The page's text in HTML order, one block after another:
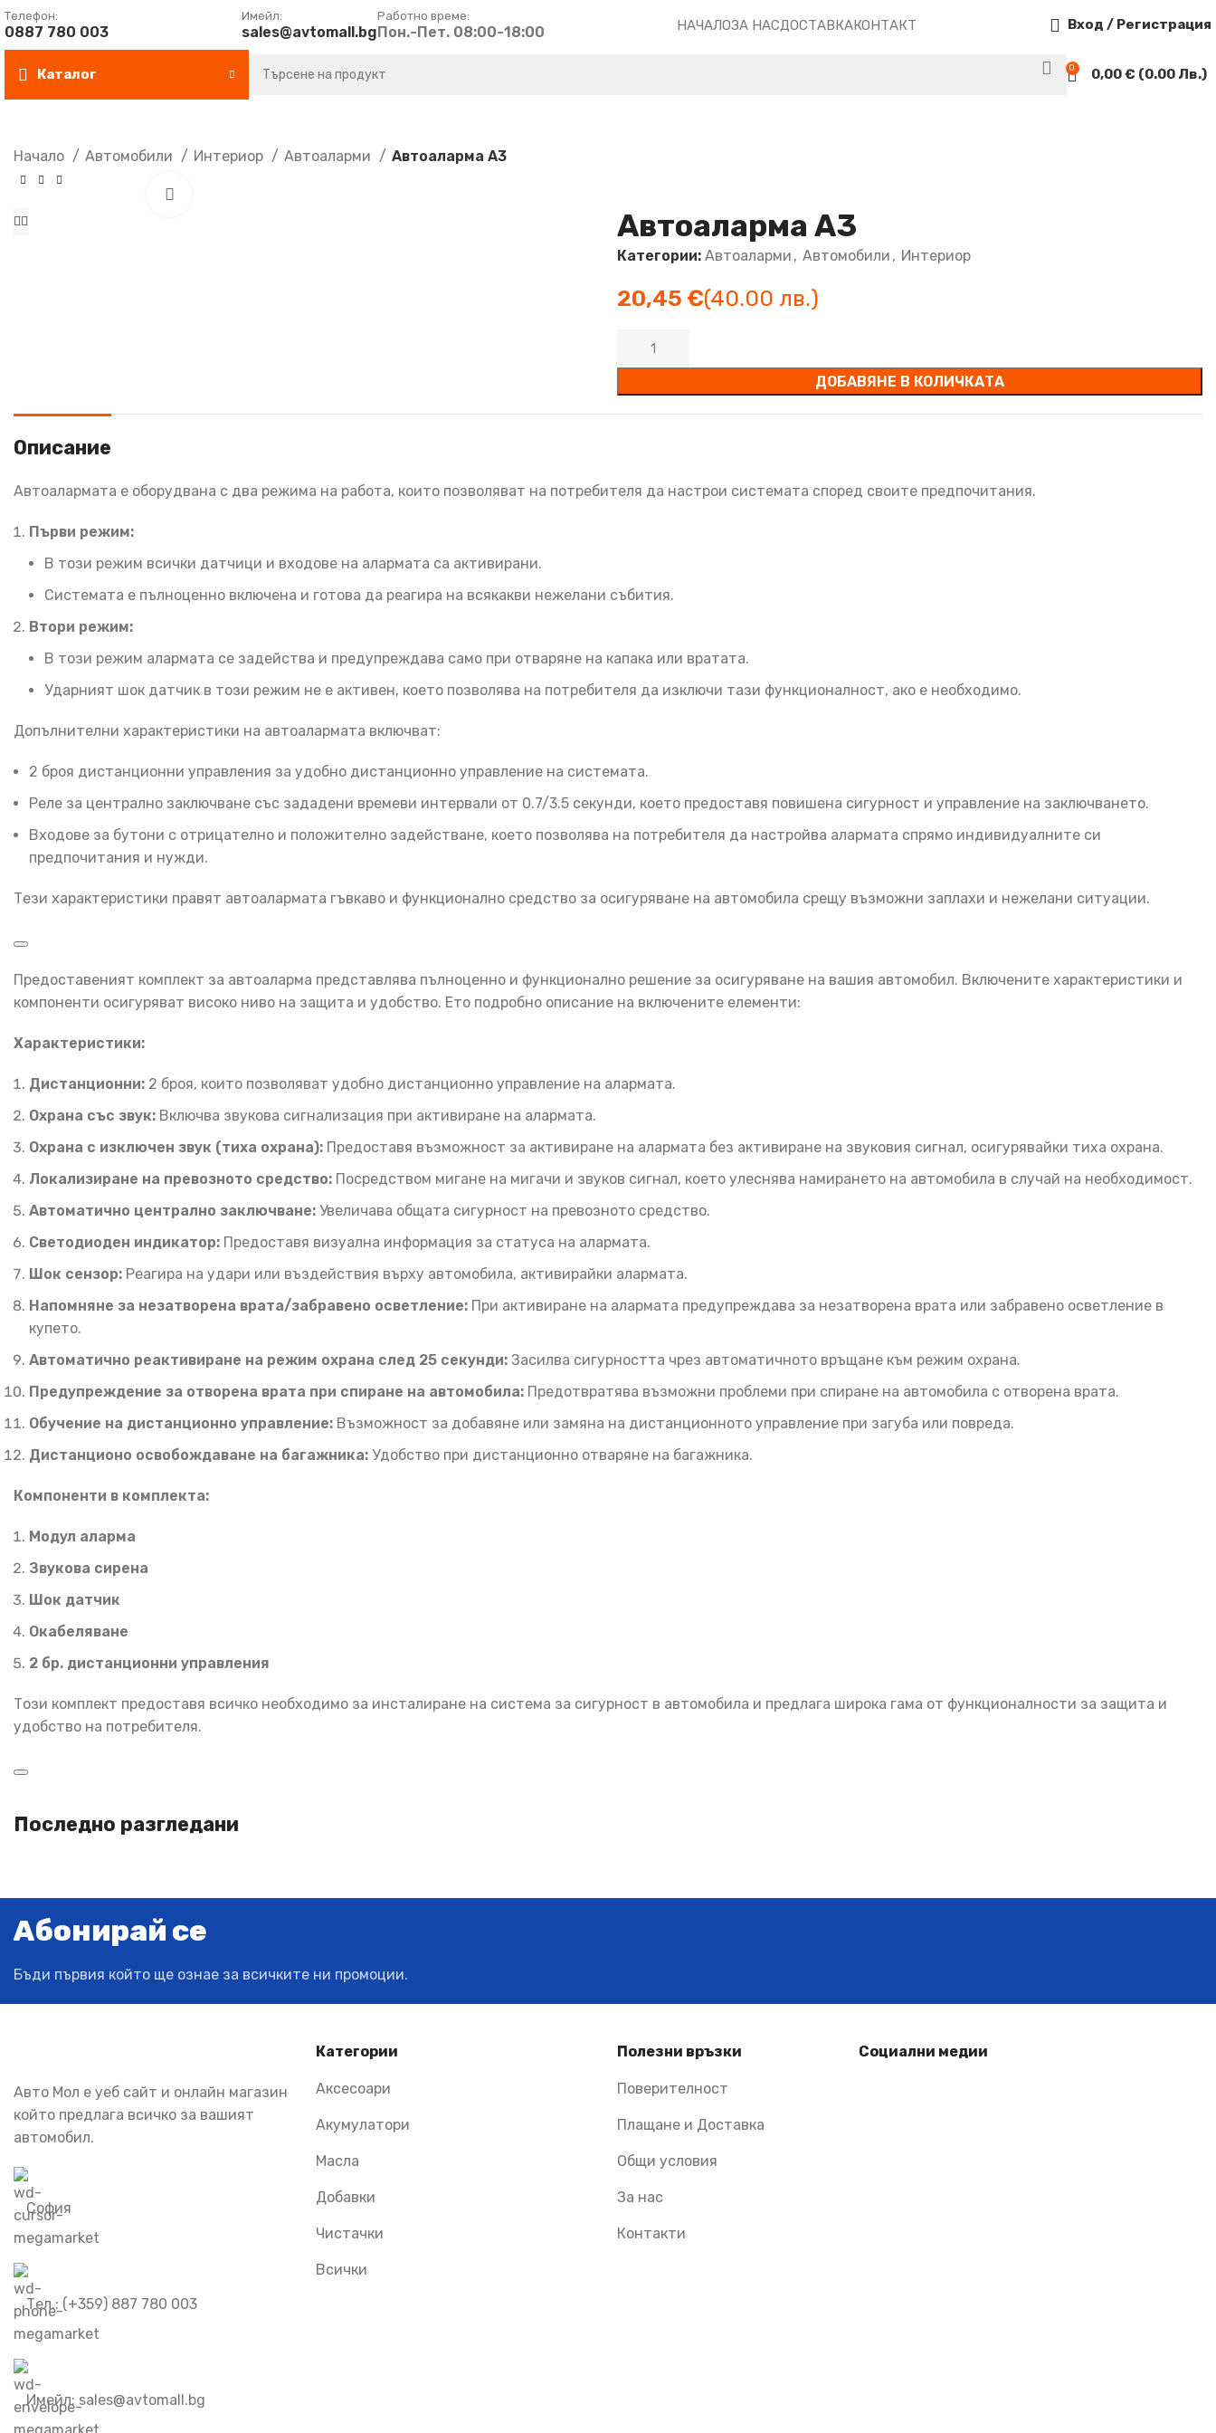
Tелефон:
0887 780 003
Имейл:
sales@avtomall.bg
Работно време:
Пон.-Пет. 08:00-18:00 НАЧАЛОЗА НАСДОСТАВКАКОНТАКТ Вход / Регистрация
Каталог 0 0,00€ (0.00 Лв.)
Начало Автомобили Интериор Автоаларми Автоаларма А3
Автоаларма А3
Категории: Автоаларми , Автомобили , Интериор
€
ДОБАВЯНЕ В КОЛИЧКАТА
Описание
Автоалармата е оборудвана с два режима на работа, които позволяват на потребителя да настрои системата според своите предпочитания.
Първи режим:
В този режим всички датчици и входове на алармата са активирани.
Системата е пълноценно включена и готова да реагира на всякакви нежелани събития.
Втори режим:
В този режим алармата се задейства и предупреждава само при отваряне на капака или вратата.
Ударният шок датчик в този режим не е активен, което позволява на потребителя да изключи тази функционалност, ако е необходимо.
Допълнителни характеристики на автоалармата включват:
2 броя дистанционни управления за удобно дистанционно управление на системата.
Реле за централно заключване със зададени времеви интервали от 0.7/3.5 секунди, което предоставя повишена сигурност и управление на заключването.
Входове за бутони с отрицателно и положително задействане, което позволява на потребителя да настройва алармата спрямо индивидуалните си
предпочитания и нужди.
Тези характеристики правят автоалармата гъвкаво и функционално средство за осигуряване на автомобила срещу възможни заплахи и нежелани ситуации.
Предоставеният комплект за автоаларма представлява пълноценно и функционално решение за осигуряване на вашия автомобил. Включените характеристики и
компоненти осигуряват високо ниво на защита и удобство. Ето подробно описание на включените елементи:
Характеристики:
Дистанционни: 2 броя, които позволяват удобно дистанционно управление на алармата.
Охрана със звук: Включва звукова сигнализация при активиране на алармата.
Охрана с изключен звук (тиха охрана): Предоставя възможност за активиране на алармата без активиране на звуковия сигнал, осигурявайки тиха охрана.
Локализиране на превозното средство: Посредством мигане на мигачи и звуков сигнал, което улеснява намирането на автомобила в случай на необходимост.
Автоматично централно заключване: Увеличава общата сигурност на превозното средство.
Светодиоден индикатор: Предоставя визуална информация за статуса на алармата.
Шок сензор: Реагира на удари или въздействия върху автомобила, активирайки алармата.
Напомняне за незатворена врата/забравено осветление: При активиране на алармата предупреждава за незатворена врата или забравено осветление в
купето.
Автоматично реактивиране на режим охрана след 25 секунди: Засилва сигурността чрез автоматичното връщане към режим охрана.
Предупреждение за отворена врата при спиране на автомобила: Предотвратява възможни проблеми при спиране на автомобила с отворена врата.
Обучение на дистанционно управление: Възможност за добавяне или замяна на дистанционното управление при загуба или повреда.
Дистанционо освобождаване на багажника: Удобство при дистанционно отваряне на багажника.
Компоненти в комплекта:
Модул аларма
Звукова сирена
Шок датчик
Окабеляване
2 бр. дистанционни управления
Този комплект предоставя всичко необходимо за инсталиране на система за сигурност в автомобила и предлага широка гама от функционалности за защита и
удобство на потребителя.
Последно разгледани
Абонирай се
Бъди първия който ще ознае за всичките ни промоции.
Авто Мол е уеб сайт и онлайн магазин
който предлага всичко за вашият
автомобил.
София
Тел.: (+359) 887 780 003
Имейл: sales@avtomall.bg
Категории
Аксесоари
Акумулатори
Масла
Добавки
Чистачки
Всички
Полезни връзки
Поверителност
Плащане и Доставка
Общи условия
За нас
Контакти
Социални медии